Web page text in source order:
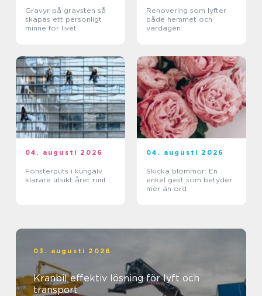
Gravyr på gravsten så
skapas ett personligt
minne för livet
Renovering som lyfter
både hemmet och
vardagen
04. augusti 2026
Fönsterputs i kungälv
klarare utsikt året runt
04. augusti 2026
Skicka blommor: En
enkel gest som betyder
mer än ord
03. augusti 2026
Kranbil effektiv lösning för lyft och
transport